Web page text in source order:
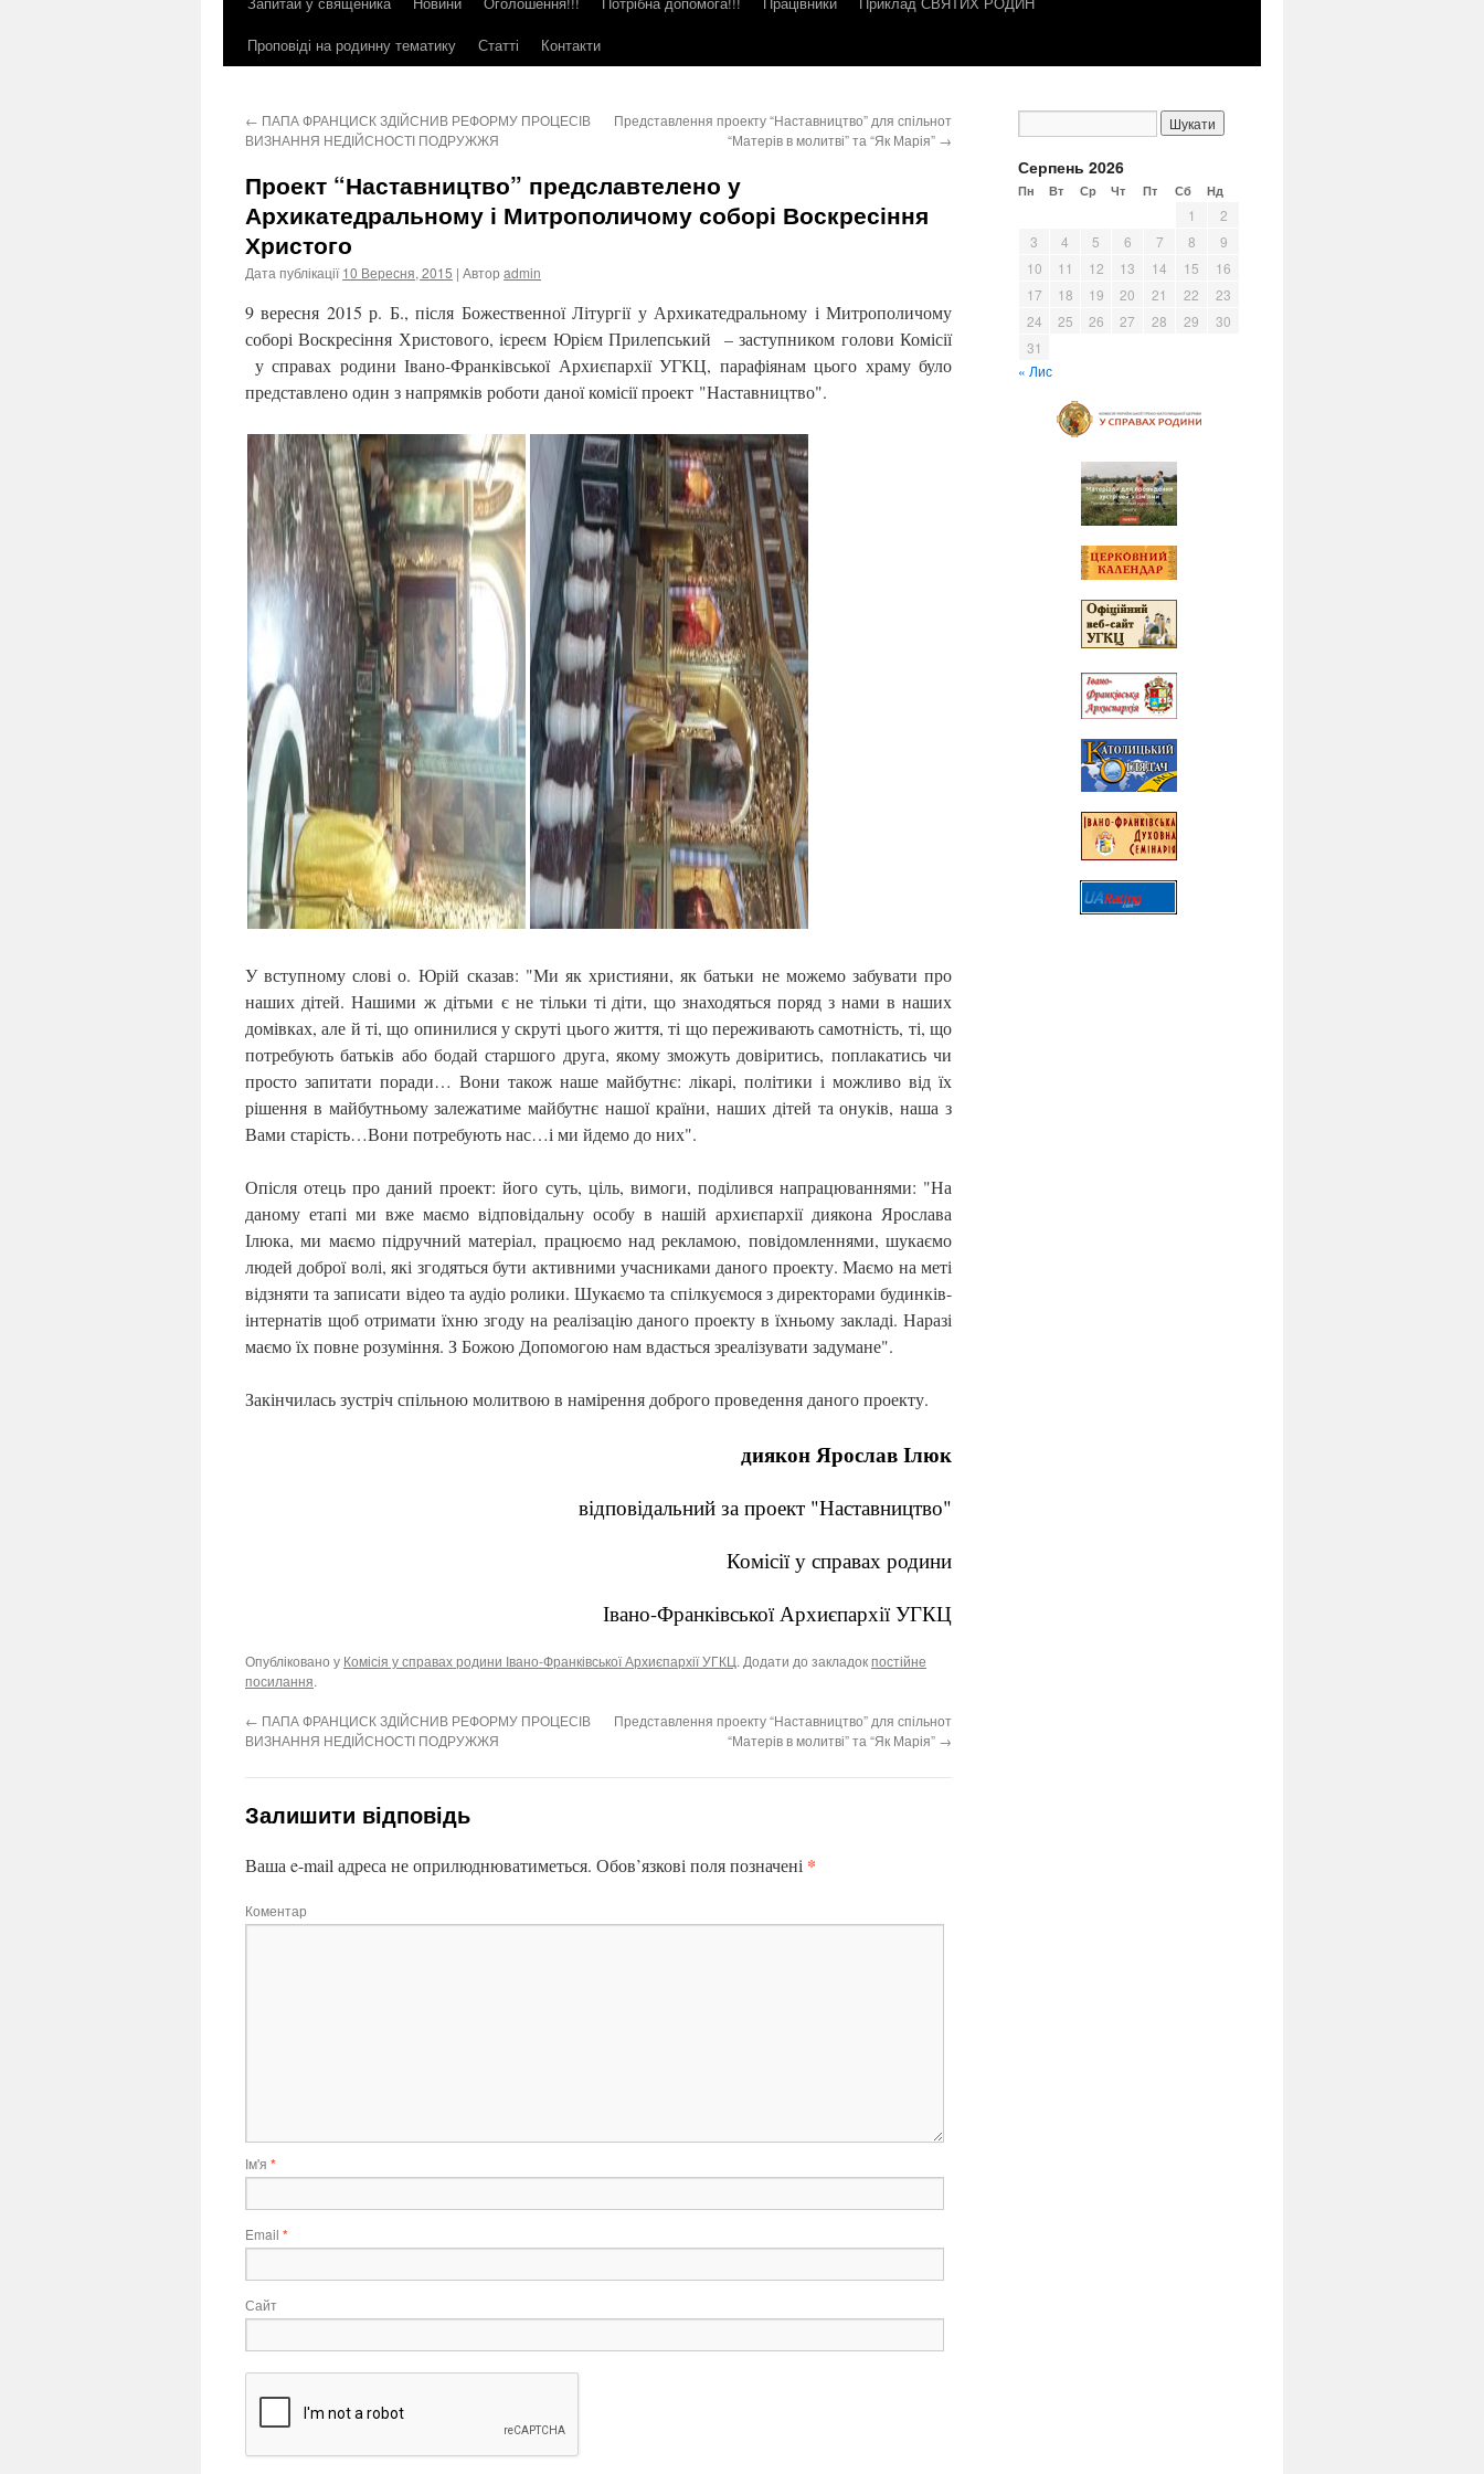
контенту
Проповіді на родинну тематику
Статті Контакти
← ПАПА ФРАНЦИСК ЗДІЙСНИВ РЕФОРМУ ПРОЦЕСІВ
ВИЗНАННЯ НЕДІЙСНОСТІ ПОДРУЖЖЯ
Представлення проекту “Наставництво” для спільнот
“Матерів в молитві” та “Як Марія” →
Проект “Наставництво” предславтелено у
Архикатедральному і Митрополичому соборі Воскресіння
Христого
Дата публікації 10 Вересня, 2015 | Автор admin
9 вересня 2015 р. Б., після Божественної Літургії у Архикатедральному і Митрополичому
соборі Воскресіння Христового, ієреєм Юрієм Прилепський – заступником голови Комісії
у справах родини Івано-Франківської Архиєпархії УГКЦ, парафіянам цього храму було
представлено один з напрямків роботи даної комісії проект "Наставництво".
У вступному слові о. Юрій сказав: "Ми як християни, як батьки не можемо забувати про
наших дітей. Нашими ж дітьми є не тільки ті діти, що знаходяться поряд з нами в наших
домівках, але й ті, що опинилися у скруті цього життя, ті що переживають самотність, ті, що
потребують батьків або бодай старшого друга, якому зможуть довіритись, поплакатись чи
просто запитати поради… Вони також наше майбутнє: лікарі, політики і можливо від їх
рішення в майбутньому залежатиме майбутнє нашої країни, наших дітей та онуків, наша з
Вами старість…Вони потребують нас…і ми йдемо до них".
Опісля отець про даний проект: його суть, ціль, вимоги, поділився напрацюваннями: "На
даному етапі ми вже маємо відповідальну особу в нашій архиєпархії диякона Ярослава
Ілюка, ми маємо підручний матеріал, працюємо над рекламою, повідомленнями, шукаємо
людей доброї волі, які згодяться бути активними учасниками даного проекту. Маємо на меті
відзняти та записати відео та аудіо ролики. Шукаємо та спілкуємося з директорами будинків-
інтернатів щоб отримати їхню згоду на реалізацію даного проекту в їхньому закладі. Наразі
маємо їх повне розуміння. З Божою Допомогою нам вдасться зреалізувати задумане".
Закінчилась зустріч спільною молитвою в намірення доброго проведення даного проекту.
диякон Ярослав Ілюк
відповідальний за проект "Наставництво"
Комісії у справах родини
Івано-Франківської Архиєпархії УГКЦ
Опубліковано у Комісія у справах родини Івано-Франківської Архиєпархії УГКЦ. Додати до закладокпостійне
посилання.
← ПАПА ФРАНЦИСК ЗДІЙСНИВ РЕФОРМУ ПРОЦЕСІВ
ВИЗНАННЯ НЕДІЙСНОСТІ ПОДРУЖЖЯ
Представлення проекту “Наставництво” для спільнот
“Матерів в молитві” та “Як Марія” →
Залишити відповідь
Ваша e-mail адреса не оприлюднюватиметься. Обов’язкові поля позначені *
Коментар
Ім'я *
Email *
Сайт
Серпень 2026
Пн Вт Ср Чт Пт Сб Нд
1
2
3
4 5 6 7 8
9
10
11 12 13 14 15
16
17
18 19 20 21 22
23
24
25 26 27 28 29
30
31
« Лис